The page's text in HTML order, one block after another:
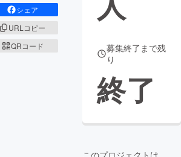
シェア
URLコピー
QRコード
募集終了まで残
り
終了
このプロジェクトは、